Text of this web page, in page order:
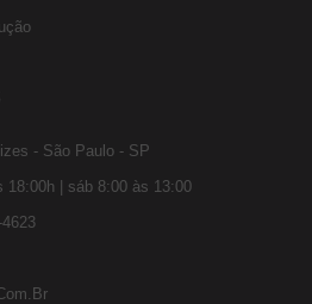
- São Paulo - SP
18:00h | sáb 8:00 às 13:00